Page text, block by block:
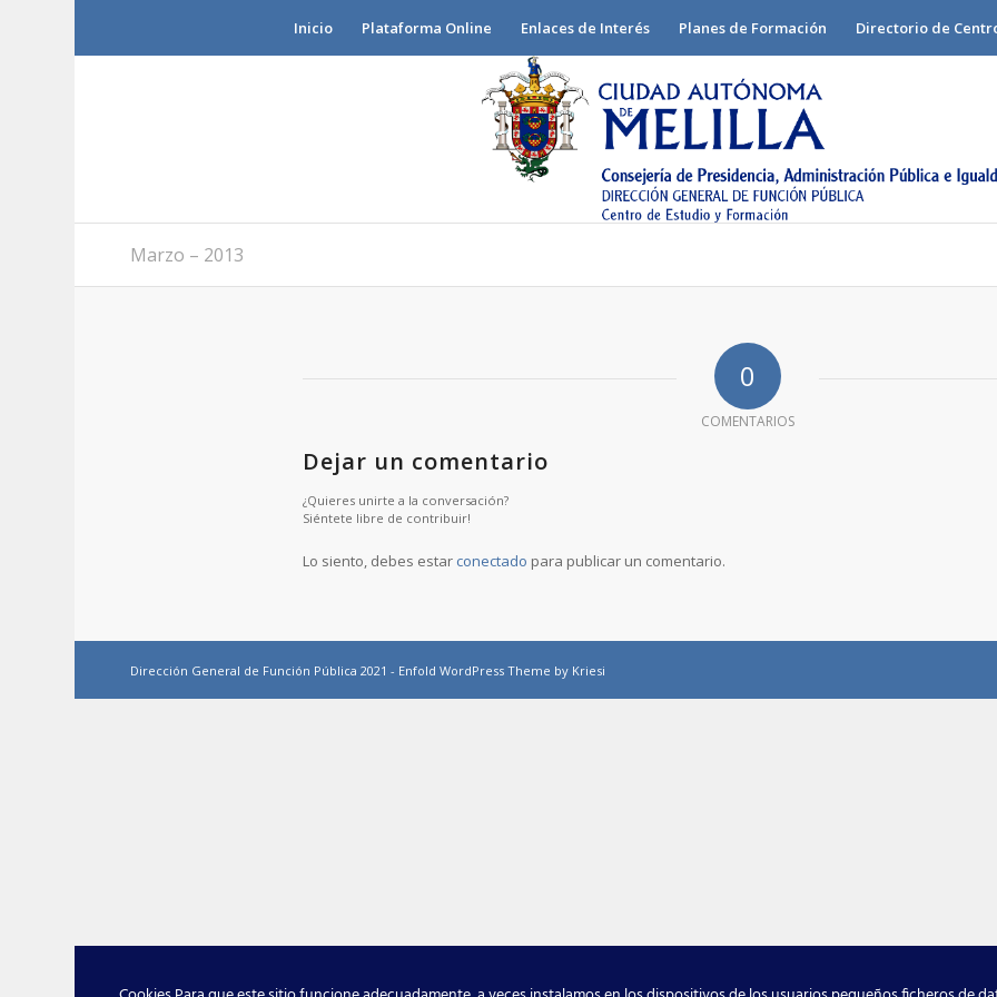
Inicio Plataforma Online Enlaces de Interés Planes de Formación Directorio de
Marzo – 2013
0
COMENTARIOS
Dejar un comentario
¿Quieres unirte a la conversación?
Siéntete libre de contribuir!
Lo siento, debes estar conectado para publicar un comentario.
Dirección General de Función Pública 2021 - Enfold WordPress Theme by Kriesi